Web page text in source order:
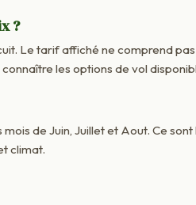
?
Le tarif affiché ne comprend
les options de vol
de Juin, Juillet et Aout. Ce
climat.